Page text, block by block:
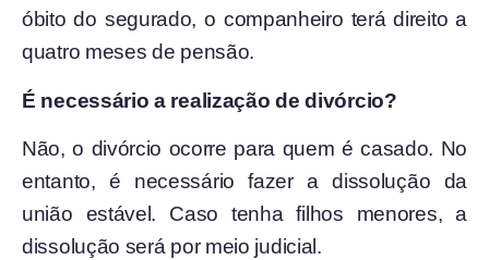
óbito do segurado, o companheiro terá direito a
quatro meses de pensão.
É necessário a realização de divórcio?
Não, o divórcio ocorre para quem é casado. No
entanto, é necessário fazer a dissolução da
união estável. Caso tenha filhos menores, a
dissolução será por meio judicial.